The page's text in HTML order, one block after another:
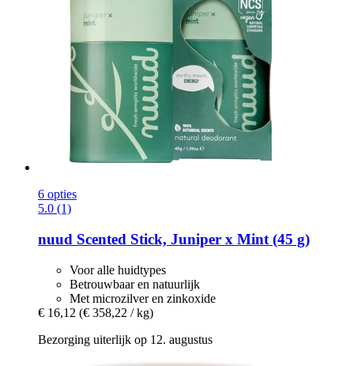
6 opties
5.0 (1)
nuud Scented Stick, Juniper x Mint (45 g)
Voor alle huidtypes
Betrouwbaar en natuurlijk
Met microzilver en zinkoxide
€ 16,12 (€ 358,22 / kg)
Bezorging uiterlijk op 12. augustus